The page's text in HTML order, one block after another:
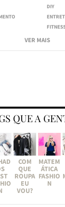
DIY
VER MAIS
QUE A
COM
QUE
ROUPA
EU
VOU?
MATEM
ÁTICA
FASHIO
N